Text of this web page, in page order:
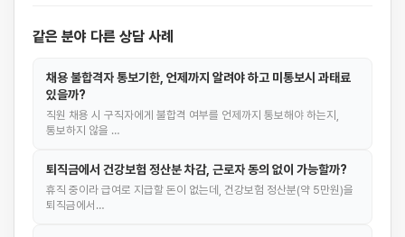
같은 분야 다른 상담 사례
채용 불합격자 통보기한, 언제까지 알려야 하고 미통보시 과태료
있을까?
직원 채용 시 구직자에게 불합격 여부를 언제까지 통보해야 하는지,
통보하지 않을 …
퇴직금에서 건강보험 정산분 차감, 근로자 동의 없이 가능할까?
휴직 중이라 급여로 지급할 돈이 없는데, 건강보험 정산분(약 5만원)을
퇴직금에서…